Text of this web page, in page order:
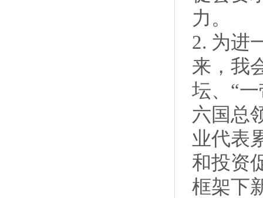
力。
2. 为进
来，我
坛、“
六国总
业代表
和投资
框架下